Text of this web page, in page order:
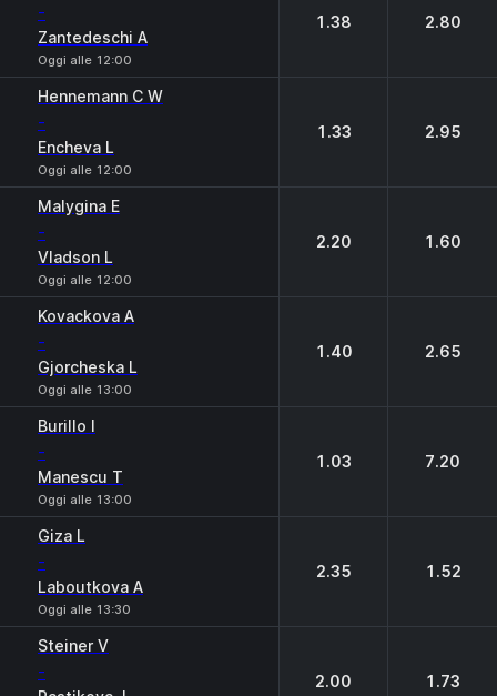
-
Zantedeschi A
Oggi alle 12:00
1.38 2.80
Hennemann C W
-
Encheva L
Oggi alle 12:00
1.33 2.95
Malygina E
-
Vladson L
Oggi alle 12:00
2.20 1.60
Kovackova A
-
Gjorcheska L
Oggi alle 13:00
1.40 2.65
Burillo I
-
Manescu T
Oggi alle 13:00
1.03 7.20
Giza L
-
Laboutkova A
Oggi alle 13:30
2.35 1.52
Steiner V
- 2.00 1.73